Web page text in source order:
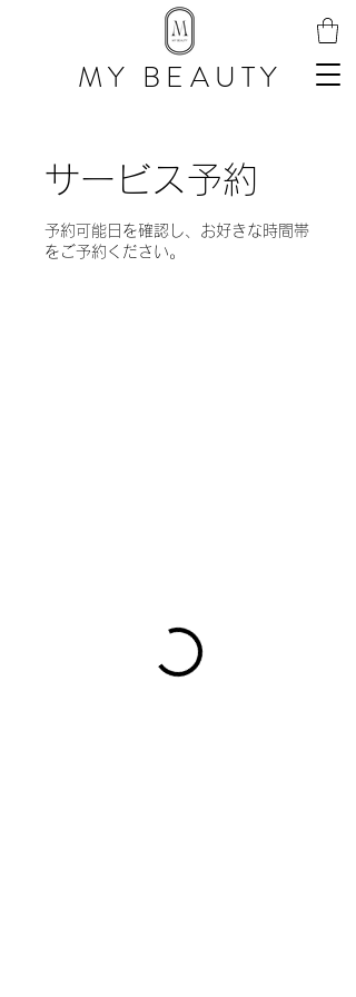
MY BEAUTY
サービス予約
予約可能日を確認し、お好きな時間帯
をご予約ください。